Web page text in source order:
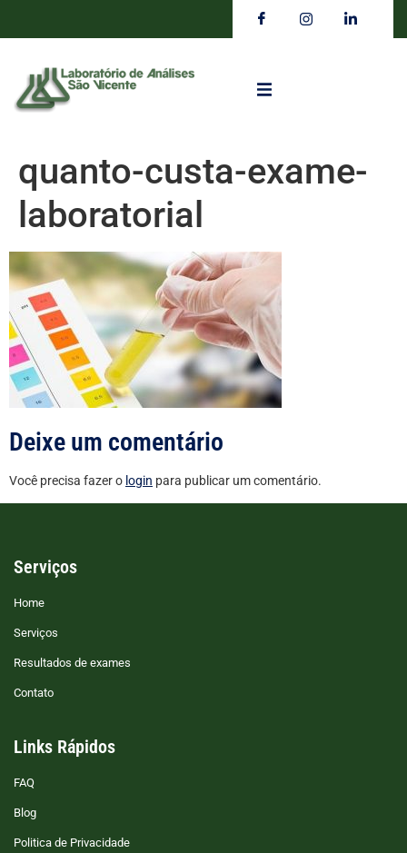
quanto-custa-exame-
laboratorial
Deixe um comentário
Você precisa fazer o login para publicar um comentário.
Serviços
Home
Serviços
Resultados de exames
Contato
Links Rápidos
FAQ
Blog
Politica de Privacidade